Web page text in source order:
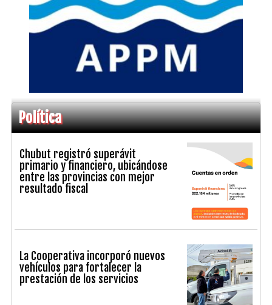
Política
Chubut registró superávit
primario y financiero, ubicándose
entre las provincias con mejor
resultado fiscal
La Cooperativa incorporó nuevos
vehículos para fortalecer la
prestación de los servicios